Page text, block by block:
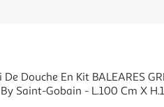
De Douche En Kit BALEARES
Saint-Gobain - L.100 Cm X